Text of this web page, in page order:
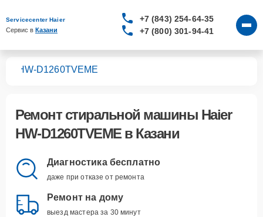
Servicecenter Haier
Сервис в Казани
+7 (843) 254-64-35
+7 (800) 301-94-41
HW-D1260TVEME
Ремонт стиральной машины Haier
HW-D1260TVEMEв Казани
Диагностика бесплатно
даже при отказе от ремонта
Ремонт на дому
выезд мастера за 30 минут